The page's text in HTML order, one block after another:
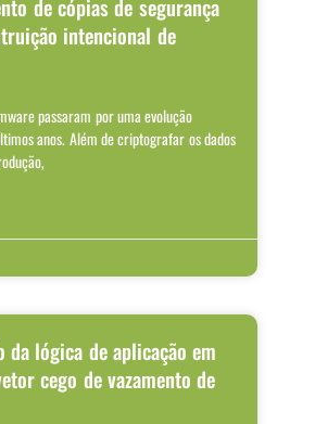
de cópias de segurança
intencional de
passaram por uma evolução
anos. Além de criptografar os dados
da lógica de aplicação em
cego de vazamento de